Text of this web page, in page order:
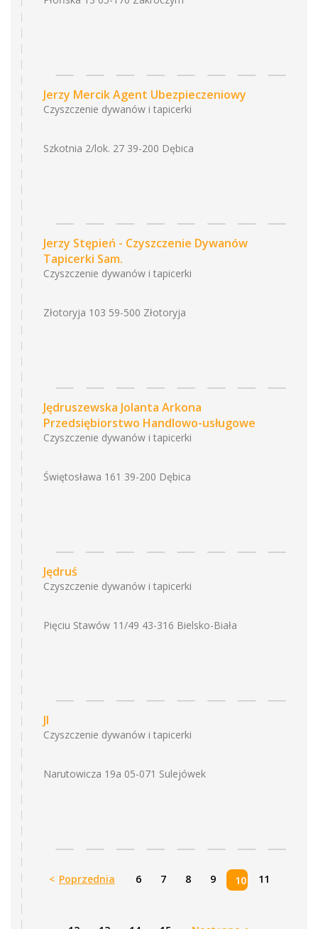
Jerzy Mercik Agent Ubezpieczeniowy
Czyszczenie dywanów i tapicerki
Szkotnia 2/lok. 27 39-200 Dębica
Jerzy Stępień - Czyszczenie Dywanów
Tapicerki Sam.
Czyszczenie dywanów i tapicerki
Złotoryja 103 59-500 Złotoryja
Jędruszewska Jolanta Arkona
Przedsiębiorstwo Handlowo-usługowe
Czyszczenie dywanów i tapicerki
Świętosława 161 39-200 Dębica
Jędruś
Czyszczenie dywanów i tapicerki
Pięciu Stawów 11/49 43-316 Bielsko-Biała
JI
Czyszczenie dywanów i tapicerki
Narutowicza 19a 05-071 Sulejówek
< Poprzednia 6 7 8 9 10 11